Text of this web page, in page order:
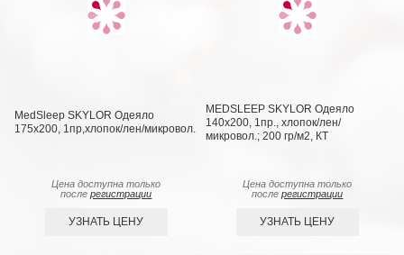
MedSleep SKYLOR Одеяло
175х200, 1пр,хлопок/лен/микровол.
Цена доступна только
послерегистрации
УЗНАТЬ ЦЕНУ
MEDSLEEP SKYLOR Одеяло
140х200, 1пр., хлопок/лен/
микровол.; 200 гр/м2, КТ
Цена доступна только
послерегистрации
УЗНАТЬ ЦЕНУ